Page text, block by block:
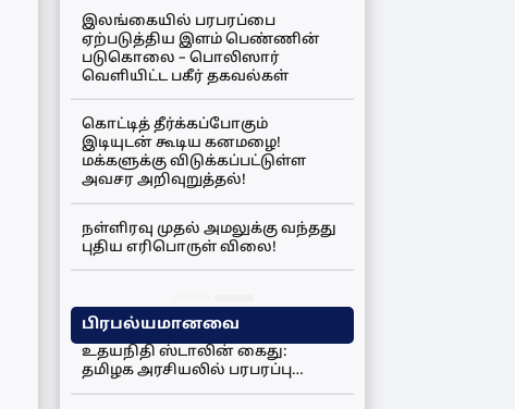
இலங்கையில் பரபரப்பை
ஏற்படுத்திய இளம் பெண்ணின்
படுகொலை – பொலிஸார்
வெளியிட்ட பகீர் தகவல்கள்
கொட்டித் தீர்க்கப்போகும்
இடியுடன் கூடிய கனமழை!
மக்களுக்கு விடுக்கப்பட்டுள்ள
அவசர அறிவுறுத்தல்!
நள்ளிரவு முதல் அமலுக்கு வந்தது
புதிய எரிபொருள் விலை!
பிரபல்யமானவை
உதயநிதி ஸ்டாலின் கைது:
தமிழக அரசியலில் பரபரப்பு…